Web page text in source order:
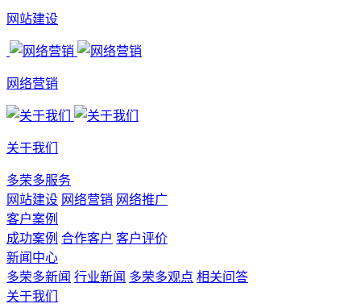
网站建设
网络营销
关于我们
多荣多服务
网站建设 网络营销 网络推广
客户案例
成功案例 合作客户 客户评价
新闻中心
多荣多新闻 行业新闻 多荣多观点 相关问答
关于我们